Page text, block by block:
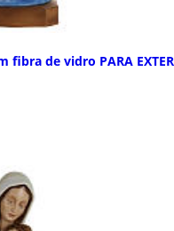
fibra de vidro PARA